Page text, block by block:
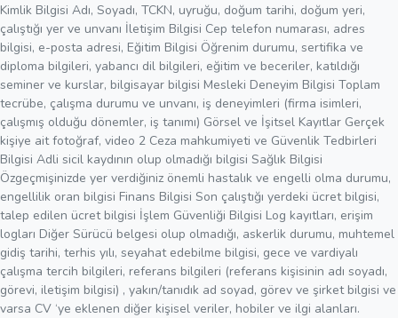
Kimlik Bilgisi Adı, Soyadı, TCKN, uyruğu, doğum tarihi, doğum yeri,
çalıştığı yer ve unvanı İletişim Bilgisi Cep telefon numarası, adres
bilgisi, e-posta adresi, Eğitim Bilgisi Öğrenim durumu, sertifika ve
diploma bilgileri, yabancı dil bilgileri, eğitim ve beceriler, katıldığı
seminer ve kurslar, bilgisayar bilgisi Mesleki Deneyim Bilgisi Toplam
tecrübe, çalışma durumu ve unvanı, iş deneyimleri (firma isimleri,
çalışmış olduğu dönemler, iş tanımı) Görsel ve İşitsel Kayıtlar Gerçek
kişiye ait fotoğraf, video 2 Ceza mahkumiyeti ve Güvenlik Tedbirleri
Bilgisi Adli sicil kaydının olup olmadığı bilgisi Sağlık Bilgisi
Özgeçmişinizde yer verdiğiniz önemli hastalık ve engelli olma durumu,
engellilik oran bilgisi Finans Bilgisi Son çalıştığı yerdeki ücret bilgisi,
talep edilen ücret bilgisi İşlem Güvenliği Bilgisi Log kayıtları, erişim
logları Diğer Sürücü belgesi olup olmadığı, askerlik durumu, muhtemel
gidiş tarihi, terhis yılı, seyahat edebilme bilgisi, gece ve vardiyalı
çalışma tercih bilgileri, referans bilgileri (referans kişisinin adı soyadı,
görevi, iletişim bilgisi) , yakın/tanıdık ad soyad, görev ve şirket bilgisi ve
varsa CV ‘ye eklenen diğer kişisel veriler, hobiler ve ilgi alanları.